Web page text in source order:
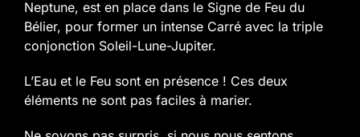
Neptune, est en place dans le Signe de Feu du
Bélier, pour former un intense Carré avec la triple
conjonction Soleil-Lune-Jupiter.
L’Eau et le Feu sont en présence ! Ces deux
éléments ne sont pas faciles à marier.